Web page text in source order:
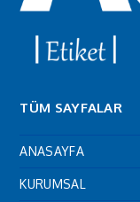
TÜM SAYFALAR
ANASAYFA
KURUMSAL